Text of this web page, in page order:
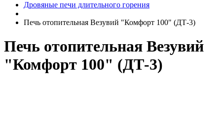
Дровяные печи длительного горения
Печь отопительная Везувий "Комфорт 100" (ДТ-3)
Печь отопительная Везувий
"Комфорт 100" (ДТ-3)